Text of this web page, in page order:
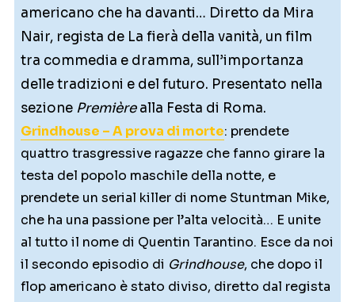
americano che ha davanti… Diretto da Mira
Nair, regista de La fierà della vanità, un film
tra commedia e dramma, sull’importanza
delle tradizioni e del futuro. Presentato nella
sezione Premièrealla Festa di Roma.
Grindhouse – A prova di morte: prendete
quattro trasgressive ragazze che fanno girare la
testa del popolo maschile della notte, e
prendete un serial killer di nome Stuntman Mike,
che ha una passione per l’alta velocità… E unite
al tutto il nome di Quentin Tarantino. Esce da noi
il secondo episodio di Grindhouse, che dopo il
flop americano è stato diviso, diretto dal regista